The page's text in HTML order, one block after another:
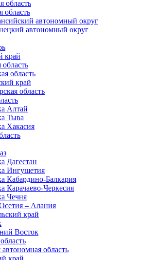
область
область
автономный округ
автономный округ
край
область
край
область
Алтай
Тыва
Хакасия
Дагестан
Ингушетия
Кабардино-Балкария
Карачаево-Черкесия
Чечня
– Алания
край
Восток
область
край